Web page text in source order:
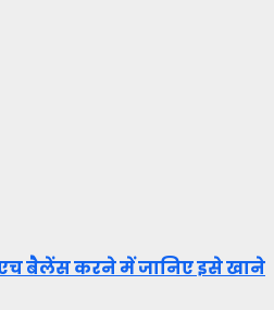
बैलेंस करने में जानिए इसे खाने